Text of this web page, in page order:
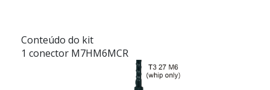
Conteúdo do kit
1 conector M7HM6MCR